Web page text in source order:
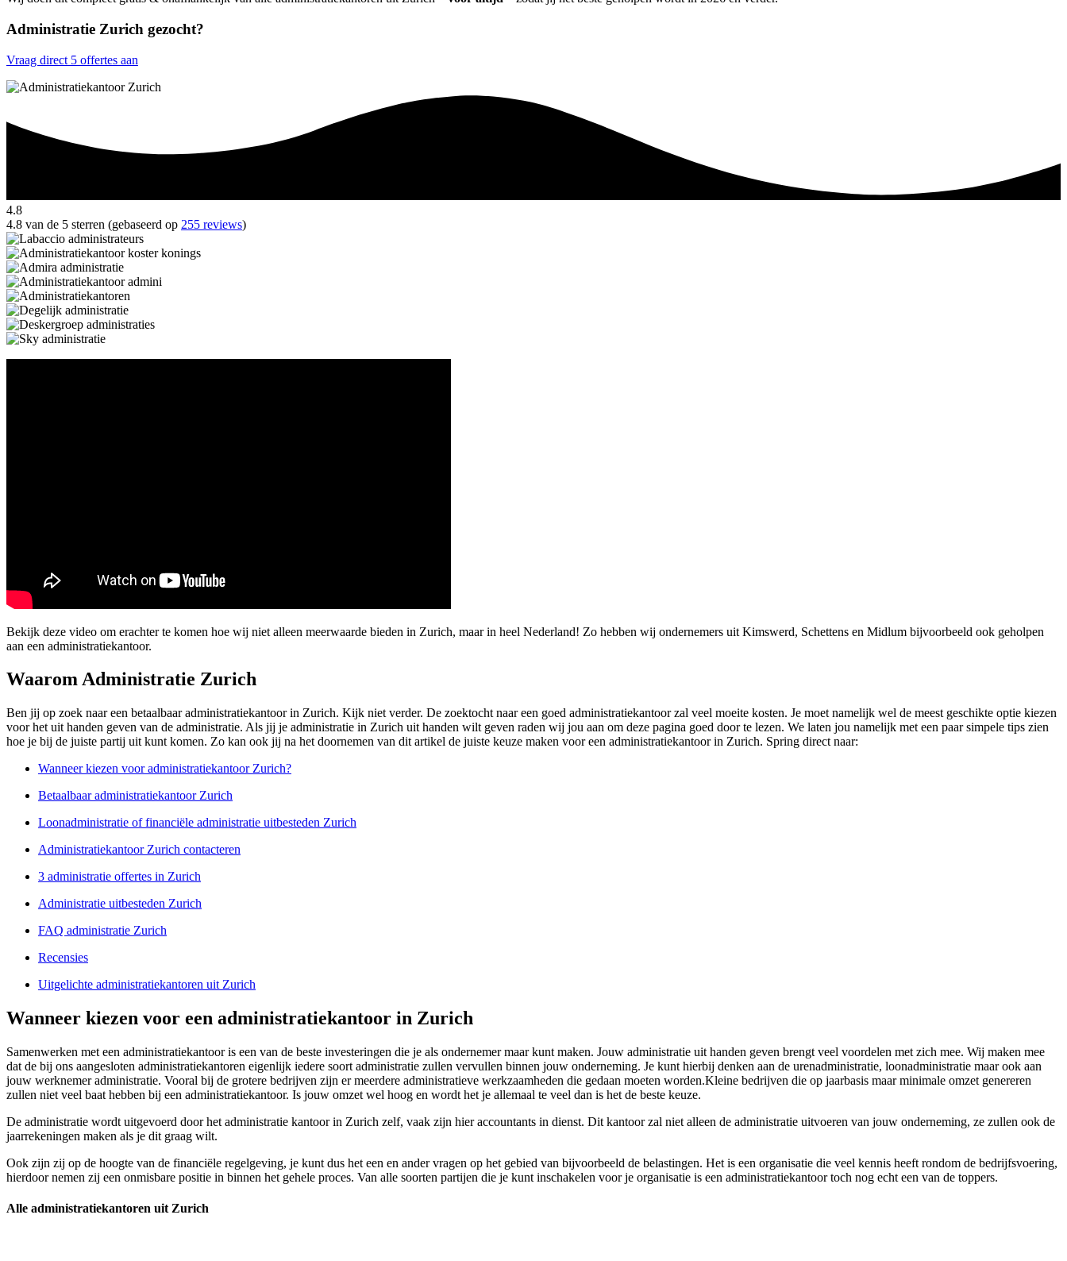
Administratie Zurich gezocht?
Vraag direct 5 offertes aan
4.8
4.8 van de 5 sterren (gebaseerd op 255 reviews)
Bekijk deze video om erachter te komen hoe wij niet alleen meerwaarde bieden in Zurich, maar in heel Nederland! Zo hebben wij ondernemers uit Kimswerd, Schettens en Midlum bijvoorbeeld ook geholpen
aan een administratiekantoor.
Waarom Administratie Zurich
Ben jij op zoek naar een betaalbaar administratiekantoor in Zurich. Kijk niet verder. De zoektocht naar een goed administratiekantoor zal veel moeite kosten. Je moet namelijk wel de meest geschikte optie kiezen
voor het uit handen geven van de administratie. Als jij je administratie in Zurich uit handen wilt geven raden wij jou aan om deze pagina goed door te lezen. We laten jou namelijk met een paar simpele tips zien
hoe je bij de juiste partij uit kunt komen. Zo kan ook jij na het doornemen van dit artikel de juiste keuze maken voor een administratiekantoor in Zurich. Spring direct naar:
Wanneer kiezen voor administratiekantoor Zurich?
Betaalbaar administratiekantoor Zurich
Loonadministratie of financiële administratie uitbesteden Zurich
Administratiekantoor Zurich contacteren
3 administratie offertes in Zurich
Administratie uitbesteden Zurich
FAQ administratie Zurich
Recensies
Uitgelichte administratiekantoren uit Zurich
Wanneer kiezen voor een administratiekantoor in Zurich
Samenwerken met een administratiekantoor is een van de beste investeringen die je als ondernemer maar kunt maken. Jouw administratie uit handen geven brengt veel voordelen met zich mee. Wij maken mee
dat de bij ons aangesloten administratiekantoren eigenlijk iedere soort administratie zullen vervullen binnen jouw onderneming. Je kunt hierbij denken aan de urenadministratie, loonadministratie maar ook aan
jouw werknemer administratie. Vooral bij de grotere bedrijven zijn er meerdere administratieve werkzaamheden die gedaan moeten worden.Kleine bedrijven die op jaarbasis maar minimale omzet genereren
zullen niet veel baat hebben bij een administratiekantoor. Is jouw omzet wel hoog en wordt het je allemaal te veel dan is het de beste keuze.
De administratie wordt uitgevoerd door het administratie kantoor in Zurich zelf, vaak zijn hier accountants in dienst. Dit kantoor zal niet alleen de administratie uitvoeren van jouw onderneming, ze zullen ook de
jaarrekeningen maken als je dit graag wilt.
Ook zijn zij op de hoogte van de financiële regelgeving, je kunt dus het een en ander vragen op het gebied van bijvoorbeeld de belastingen. Het is een organisatie die veel kennis heeft rondom de bedrijfsvoering,
hierdoor nemen zij een onmisbare positie in binnen het gehele proces. Van alle soorten partijen die je kunt inschakelen voor je organisatie is een administratiekantoor toch nog echt een van de toppers.
Alle administratiekantoren uit Zurich